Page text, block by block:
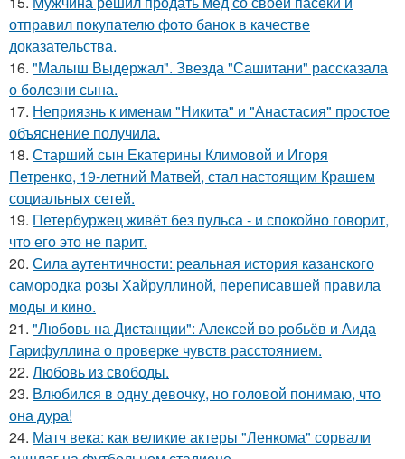
отправил покупателю фото банок в качестве
доказательства.
16. "Малыш Выдержал". Звезда "Сашитани" рассказала
о болезни сына.
17. Неприязнь к именам "Никита" и "Анастасия" простое
объяснение получила.
18. Старший сын Екатерины Климовой и Игоря
Петренко, 19-летний Матвей, стал настоящим Крашем
социальных сетей.
19. Петербуржец живёт без пульса - и спокойно говорит,
что его это не парит.
20. Сила аутентичности: реальная история казанского
самородка розы Хайруллиной, переписавшей правила
моды и кино.
21. "Любовь на Дистанции": Алексей во робьёв и Аида
Гарифуллина о проверке чувств расстоянием.
22. Любовь из свободы.
23. Влюбился в одну девочку, но головой понимаю, что
она дура!
24. Матч века: как великие актеры "Ленкома" сорвали